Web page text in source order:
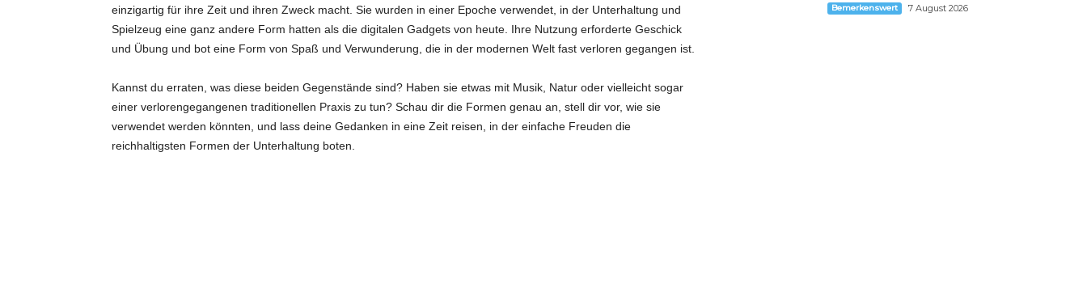
einzigartig für ihre Zeit und ihren Zweck macht. Sie wurden in einer Epoche verwendet, in der Unterhaltung und
Spielzeug eine ganz andere Form hatten als die digitalen Gadgets von heute. Ihre Nutzung erforderte Geschick
und Übung und bot eine Form von Spaß und Verwunderung, die in der modernen Welt fast verloren gegangen ist.
Kannst du erraten, was diese beiden Gegenstände sind? Haben sie etwas mit Musik, Natur oder vielleicht sogar
einer verlorengegangenen traditionellen Praxis zu tun? Schau dir die Formen genau an, stell dir vor, wie sie
verwendet werden könnten, und lass deine Gedanken in eine Zeit reisen, in der einfache Freuden die
reichhaltigsten Formen der Unterhaltung boten.
Bemerkenswert 7 August 2026